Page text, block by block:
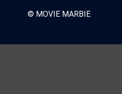
© MOVIE MARBIE